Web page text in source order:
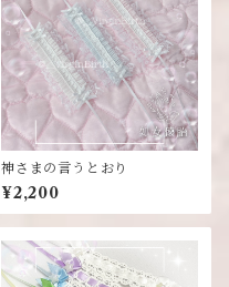
神さまの言うとおり
¥2,200